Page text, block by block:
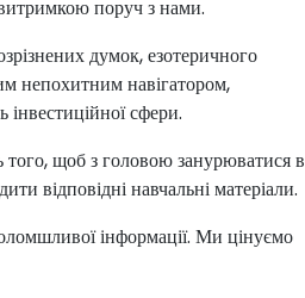
витримкою поруч з нами.
думок, езотеричного
непохитним навігатором,
інвестиційної сфери.
щоб з головою занурюватися в
відповідні навчальні матеріали.
інформації. Ми цінуємо